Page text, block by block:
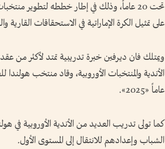
تحت 20 عاماً، وذلك في إطار خططه لتطوير
على تمثيل الكرة الإماراتية في الاستحقاقات القارية
ويمتلك فان ديرفين خبرة تدريبية تمتد لأكثر من
عاماً «2025».
كما تولى تدريب العديد من الأندية الأوروبية في
الشباب وإعدادهم للانتقال إلى المستوى الأول.